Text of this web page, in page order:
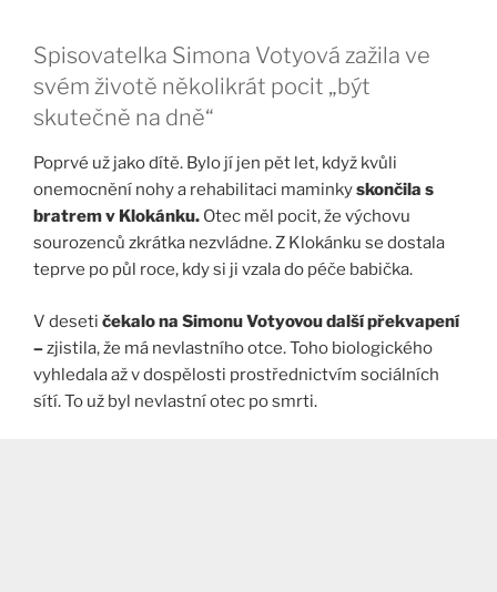
Spisovatelka Simona Votyová zažila ve
svém životě několikrát pocit „být
skutečně na dně“
Poprvé už jako dítě. Bylo jí jen pět let, když kvůli
onemocnění nohy a rehabilitaci maminkyskončila s
bratrem v Klokánku. Otec měl pocit, že výchovu
sourozenců zkrátka nezvládne. Z Klokánku se dostala
teprve po půl roce, kdy si ji vzala do péče babička.
V deseti čekalo na Simonu Votyovou další překvapení
–zjistila, že má nevlastního otce. Toho biologického
vyhledala až v dospělosti prostřednictvím sociálních
sítí. To už byl nevlastní otec po smrti.